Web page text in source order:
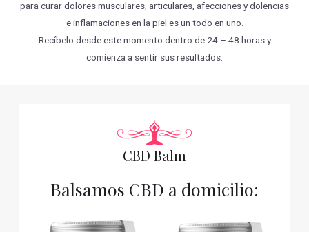
para curar dolores musculares, articulares, afecciones y dolencias
e inflamaciones en la piel es un todo en uno.
Recíbelo desde este momento dentro de 24 – 48 horas y
comienza a sentir sus resultados.
CBD Balm
Balsamos CBD a domicilio: